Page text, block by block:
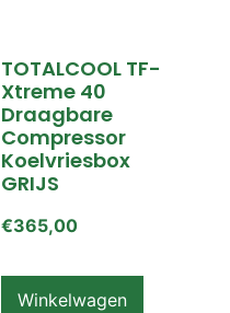
TOTALCOOL TF-
Xtreme 40
Draagbare
Compressor
Koelvriesbox
GRIJS
€365,00
Winkelwagen